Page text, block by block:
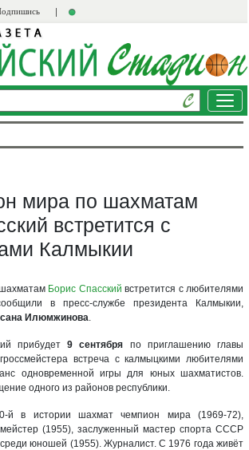
мира по шахматам
встретится с
Калмыкии
Борис Спасский встретится с любителями
в пресс-службе президента Калмыкии,
Илюмжинова.
прибудет 9 сентября по приглашению главы
встреча с калмыцкими любителями
одновременной игры для юных шахматистов.
одного из районов республики.
й в истории шахмат чемпион мира (1969-72),
(1955), заслуженный мастер спорта СССР
юношей (1955). Журналист. С 1976 года живёт